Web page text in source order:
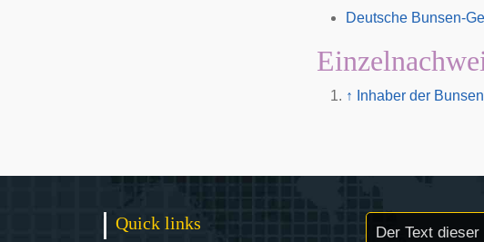
Deutsche Bunsen-
↑ Inhaber der
Quick links Der Text